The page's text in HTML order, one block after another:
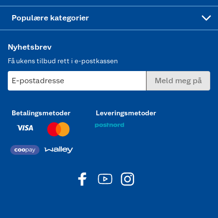
Populære kategorier
Nyhetsbrev
Få ukens tilbud rett i e-postkassen
E-postadresse Meld meg på
Betalingsmetoder Leveringsmetoder